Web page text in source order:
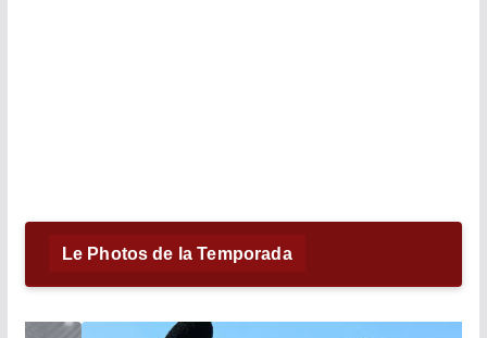
Le Photos de la Temporada